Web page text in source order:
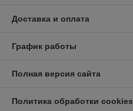
Доставка и оплата
График работы
Полная версия сайта
Политика обработки cookies